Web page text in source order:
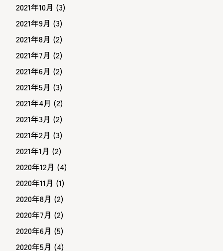
2021年10月 (3)
2021年9月 (3)
2021年8月 (2)
2021年7月 (2)
2021年6月 (2)
2021年5月 (3)
2021年4月 (2)
2021年3月 (2)
2021年2月 (3)
2021年1月 (2)
2020年12月 (4)
2020年11月 (1)
2020年8月 (2)
2020年7月 (2)
2020年6月 (5)
2020年5月 (4)